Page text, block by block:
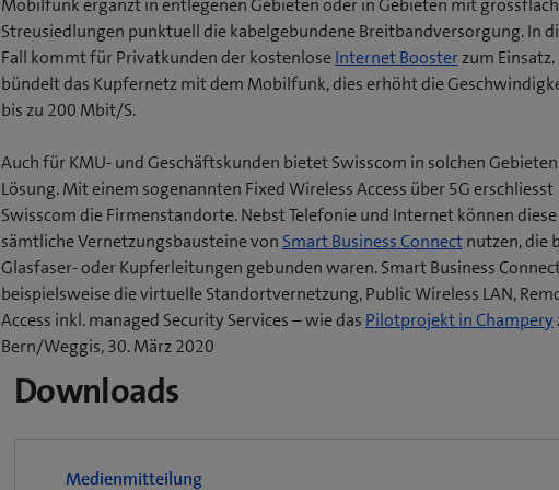
Mobilfunk ergänzt in entlegenen Gebieten oder in Gebieten mit
Streusiedlungen punktuell die kabelgebundene Breitbandversorgung. In
Fall kommt für Privatkunden der kostenloseInternet Boosterzum Einsatz.
bündelt das Kupfernetz mit dem Mobilfunk, dies erhöht die
bis zu 200 Mbit/S.
Auch für KMU- und Geschäftskunden bietet Swisscom in solchen
Lösung. Mit einem sogenannten Fixed Wireless Access über 5G erschliesst
Swisscom die Firmenstandorte. Nebst Telefonie und Internet können
sämtliche Vernetzungsbausteine von Smart Business Connectnutzen, die
Glasfaser- oder Kupferleitungen gebunden waren. Smart Business
beispielsweise die virtuelle Standortvernetzung, Public Wireless LAN,
Access inkl. managed Security Services – wie das Pilotprojekt in Champery(
Bern/Weggis, 30. März 2020
Downloads
Medienmitteilung